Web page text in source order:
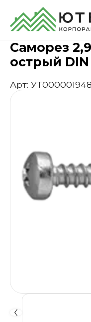
ГлавнаяКаталог
Саморез
острый DIN
Арт: УТ000001948